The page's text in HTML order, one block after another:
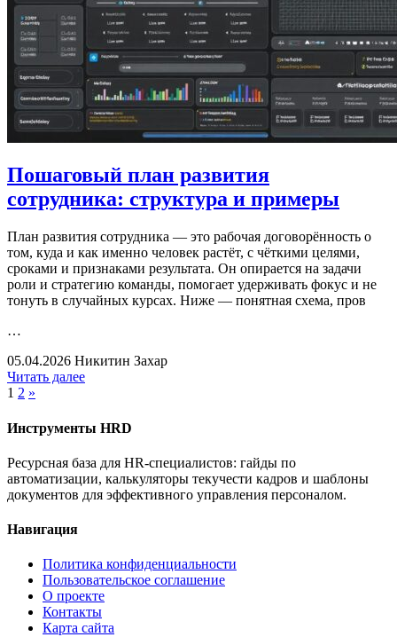
Пошаговый план развития
сотрудника: структура и примеры
План развития сотрудника — это рабочая договорённость о
том, куда и как именно человек растёт, с чёткими целями,
сроками и признаками результата. Он опирается на задачи
роли и стратегию команды, помогает удерживать фокус и не
тонуть в случайных курсах. Ниже — понятная схема, пров
…
05.04.2026 Никитин Захар
Читать далее
1 2 »
Инструменты HRD
Ресурсная база для HR-специалистов: гайды по
автоматизации, калькуляторы текучести кадров и шаблоны
документов для эффективного управления персоналом.
Навигация
Политика конфиденциальности
Пользовательское соглашение
О проекте
Контакты
Карта сайта